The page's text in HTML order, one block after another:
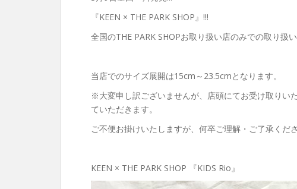
『KEEN × THE PARK SHOP』!!!
全国のTHE PARK SHOPお取り扱い店のみでの取り扱
当店でのサイズ展開は15cm～23.5cmとなります。
※大変申し訳ございませんが、店頭にてお受け取りい
ていただきます。
ご不便お掛けいたしますが、何卒ご理解・ご了承くだ
KEEN × THE PARK SHOP 『KIDS Rio』